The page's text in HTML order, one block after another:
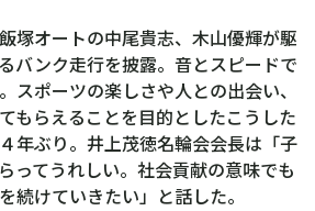
塚オートの中尾貴志、木山優輝が駆
バンク走行を披露。音とスピードで
スポーツの楽しさや人との出会い、
もらえることを目的としたこうした
年ぶり。井上茂徳名輪会会長は「子
ってうれしい。社会貢献の意味でも
続けていきたい」と話した。